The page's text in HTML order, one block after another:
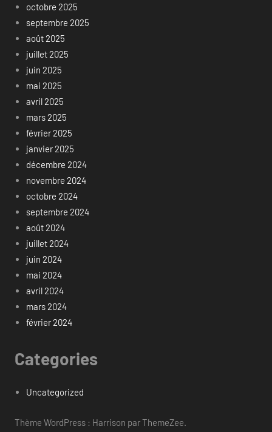
octobre 2025
septembre 2025
août 2025
juillet 2025
juin 2025
mai 2025
avril 2025
mars 2025
février 2025
janvier 2025
décembre 2024
novembre 2024
octobre 2024
septembre 2024
août 2024
juillet 2024
juin 2024
mai 2024
avril 2024
mars 2024
février 2024
Categories
Uncategorized
Thème WordPress : Harrison par ThemeZee.